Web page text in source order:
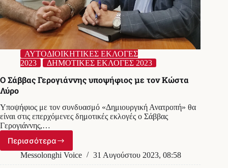
ΑΥΤΟΔΙΟΙΚΗΤΙΚΕΣ ΕΚΛΟΓΕΣ
2023
ΔΗΜΟΤΙΚΕΣ ΕΚΛΟΓΕΣ 2023
Ο Σάββας Γερογιάννης υποψήφιος με τον Κώστα
Λύρο
Υποψήφιος με τον συνδυασμό «Δημιουργική Ανατροπή» θα
είναι στις επερχόμενες δημοτικές εκλογές ο Σάββας
Γερογιάννης,…
Περισσότερα
Ο
Σάββας
Messolonghi Voice 31 Αυγούστου 2023, 08:58